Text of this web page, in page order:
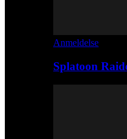
Anmeldelse
Splatoon